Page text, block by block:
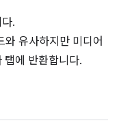
.
유사하지만 미디어
탭에 반환합니다.